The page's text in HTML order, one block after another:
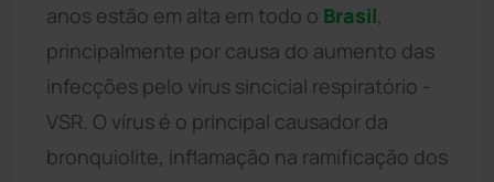
anos estão em alta em todo o Brasil,
principalmente por causa do aumento das
infecções pelo vírus sincicial respiratório -
VSR. O vírus é o principal causador da
bronquiolite, inflamação na ramificação dos